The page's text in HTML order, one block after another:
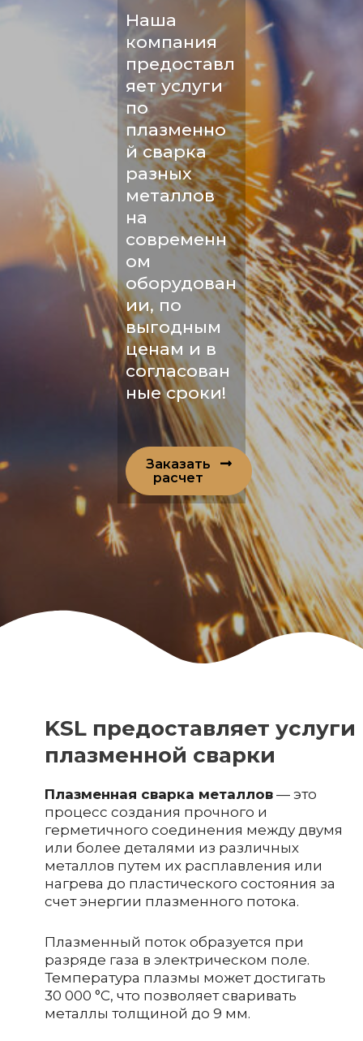
Наша
компания
предоставл
яет услуги
по
плазменно
й сварка
разных
металлов
на
современн
ом
оборудован
ии, по
выгодным
ценам и в
согласован
ные сроки!
Заказать
расчет
KSL предоставляет услуги
плазменной сварки
Плазменная сварка металлов — это
процесс создания прочного и
герметичного соединения между двумя
или более деталями из различных
металлов путем их расплавления или
нагрева до пластического состояния за
счет энергии плазменного потока.
Плазменный поток образуется при
разряде газа в электрическом поле.
Температура плазмы может достигать
30 000 °C, что позволяет сваривать
металлы толщиной до 9 мм.